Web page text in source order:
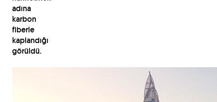
adına
karbon
fiberle
kaplandığı
görüldü.